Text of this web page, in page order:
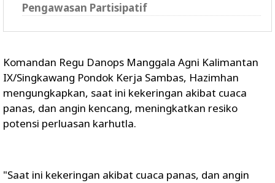
Pengawasan Partisipatif
Komandan Regu Danops Manggala Agni Kalimantan
IX/Singkawang Pondok Kerja Sambas, Hazimhan
mengungkapkan, saat ini kekeringan akibat cuaca
panas, dan angin kencang, meningkatkan resiko
potensi perluasan karhutla.
"Saat ini kekeringan akibat cuaca panas, dan angin